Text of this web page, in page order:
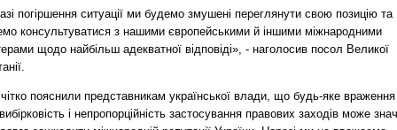
погіршення ситуації ми будемо змушені переглянути свою позицію та
консультуватися з нашими європейськими й іншими міжнародними
щодо найбільш адекватної відповіді», - наголосив посол Великої
пояснили представникам української влади, що будь-яке враження
і непропорційність застосування правових заходів може